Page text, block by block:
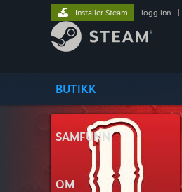
BUTIKK
SAMFUNN
OM
Installer Steam logg inn